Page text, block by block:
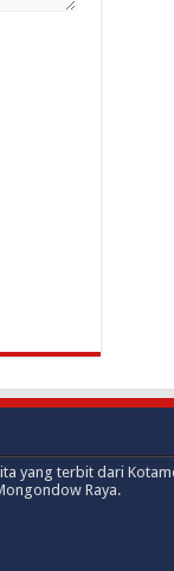
yang terbit dari
Raya.